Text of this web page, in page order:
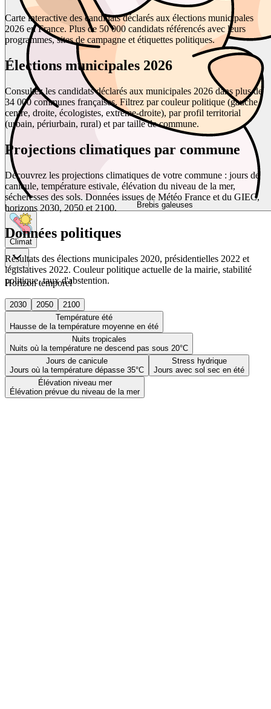
Brebis galeuses
Climat
Horizon temporel
2030 2050
2100
Température été
Hausse de la température moyenne en été
Nuits tropicales
Nuits où la température ne descend pas sous 20°C
Jours de canicule
Jours où la température dépasse 35°C
Stress hydrique
Jours avec sol sec en été
Élévation niveau mer
Élévation prévue du niveau de la mer
Carte interactive des candidats déclarés aux élections municipales
2026 en France. Plus de 50 000 candidats référencés avec leurs
programmes, sites de campagne et étiquettes politiques.
Élections municipales 2026
Consultez les candidats déclarés aux municipales 2026 dans plus de
34 000 communes françaises. Filtrez par couleur politique (gauche,
centre, droite, écologistes, extrême-droite), par profil territorial
(urbain, périurbain, rural) et par taille de commune.
Projections climatiques par commune
Découvrez les projections climatiques de votre commune : jours de
canicule, température estivale, élévation du niveau de la mer,
sécheresses des sols. Données issues de Météo France et du GIEC,
horizons 2030, 2050 et 2100.
Données politiques
Résultats des élections municipales 2020, présidentielles 2022 et
législatives 2022. Couleur politique actuelle de la mairie, stabilité
politique, taux d'abstention.